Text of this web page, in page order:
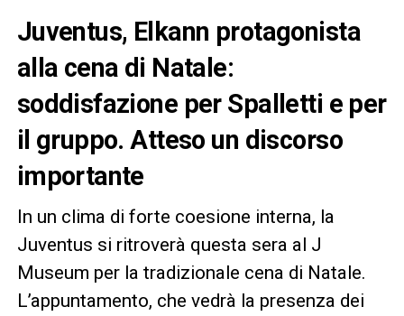
Juventus, Elkann protagonista
alla cena di Natale:
soddisfazione per Spalletti e per
il gruppo. Atteso un discorso
importante
In un clima di forte coesione interna, la
Juventus si ritroverà questa sera al J
Museum per la tradizionale cena di Natale.
L’appuntamento, che vedrà la presenza dei